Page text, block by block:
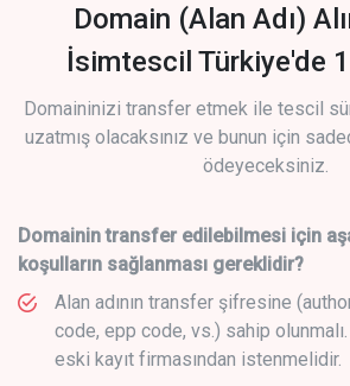
Domain (Alan Adı)
İsimtescil Türkiye'de
Domaininizi transfer etmek ile tescil
uzatmış olacaksınız ve bunun için
ödeyeceksiniz.
Domainin transfer edilebilmesi için
koşulların sağlanması gereklidir?
Alan adının transfer şifresine
code, epp code, vs.) sahip
eski kayıt firmasından istenmelidir.